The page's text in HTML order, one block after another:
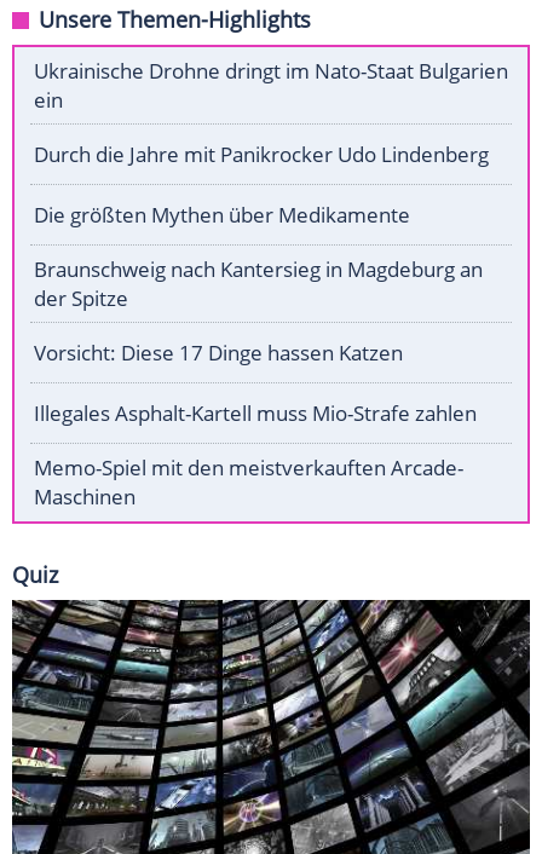
Unsere Themen-Highlights
Ukrainische Drohne dringt im Nato-Staat Bulgarien
ein
Durch die Jahre mit Panikrocker Udo Lindenberg
Die größten Mythen über Medikamente
Braunschweig nach Kantersieg in Magdeburg an
der Spitze
Vorsicht: Diese 17 Dinge hassen Katzen
Illegales Asphalt-Kartell muss Mio-Strafe zahlen
Memo-Spiel mit den meistverkauften Arcade-
Maschinen
Quiz